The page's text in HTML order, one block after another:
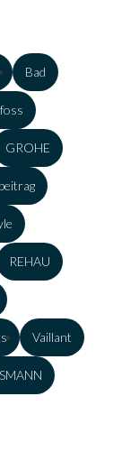
Bad
GROHE
REHAU
Vaillant